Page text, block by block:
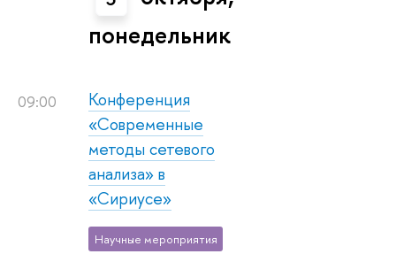
понедельник
09:00
Конференция
«Современные
методы сетевого
анализа» в
«Сириусе»
Научные мероприятия